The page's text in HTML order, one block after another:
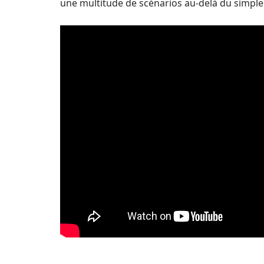
une multitude de scénarios au-delà du